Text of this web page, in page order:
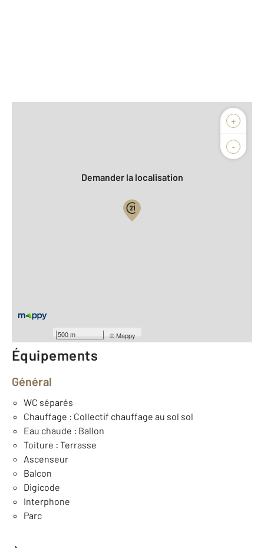
+
-
500 m ©Mappy
Biens vendus
Demander la localisation
Type de construction : Traditionnelle
Équipements
Général
WC séparés
Chauffage : Collectif chauffage au sol sol
Eau chaude : Ballon
Toiture : Terrasse
Ascenseur
Balcon
Digicode
Interphone
Parc